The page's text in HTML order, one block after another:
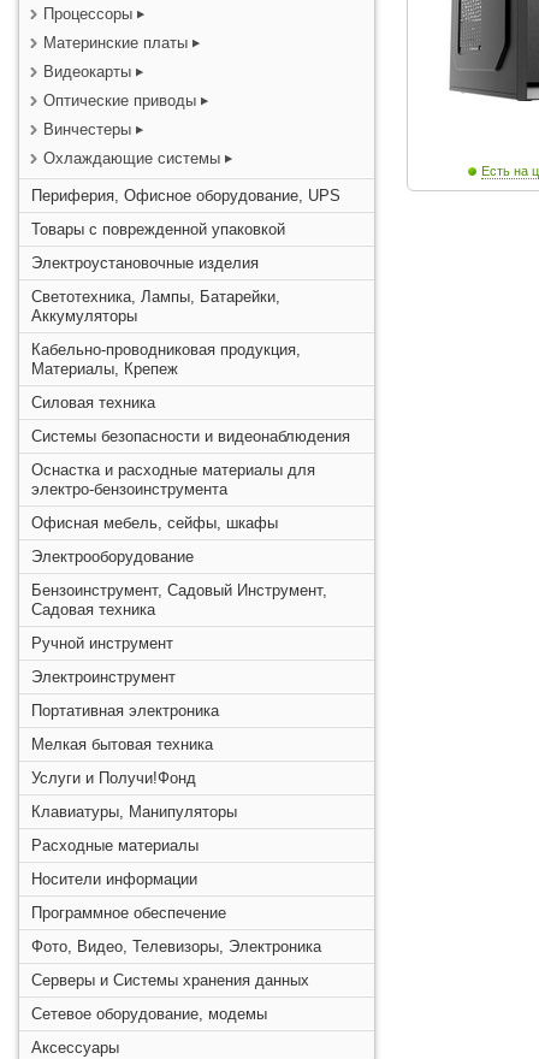
Процессоры
Материнские платы
Видеокарты
Оптические приводы
Винчестеры
Охлаждающие системы
Периферия, Офисное оборудование, UPS
Товары с поврежденной упаковкой
Электроустановочные изделия
Светотехника, Лампы, Батарейки,
Аккумуляторы
Кабельно-проводниковая продукция,
Материалы, Крепеж
Силовая техника
Системы безопасности и видеонаблюдения
Оснастка и расходные материалы для
электро-бензоинструмента
Офисная мебель, сейфы, шкафы
Электрооборудование
Бензоинструмент, Садовый Инструмент,
Садовая техника
Ручной инструмент
Электроинструмент
Портативная электроника
Мелкая бытовая техника
Услуги и Получи!Фонд
Клавиатуры, Манипуляторы
Расходные материалы
Носители информации
Программное обеспечение
Фото, Видео, Телевизоры, Электроника
Серверы и Системы хранения данных
Сетевое оборудование, модемы
Аксессуары
Есть на